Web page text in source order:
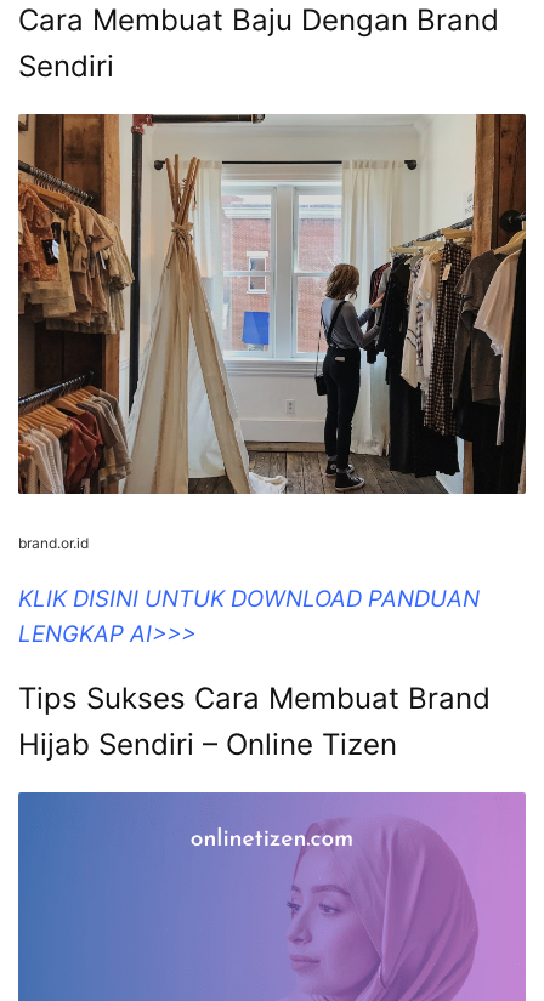
Cara Membuat Baju Dengan Brand
Sendiri
brand.or.id
KLIK DISINI UNTUK DOWNLOAD PANDUAN
LENGKAP AI>>>
Tips Sukses Cara Membuat Brand
Hijab Sendiri – Online Tizen